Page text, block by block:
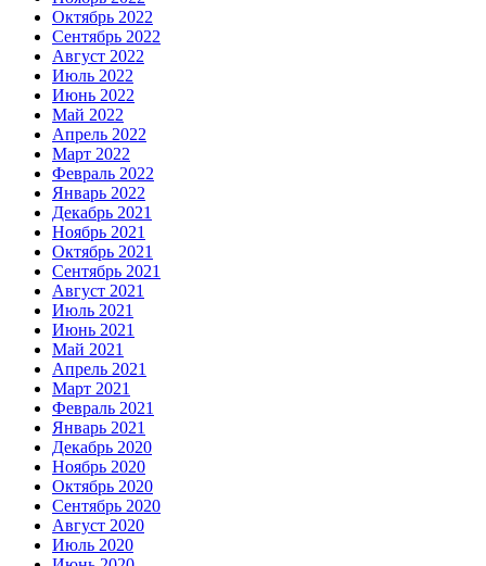
Октябрь 2022
Сентябрь 2022
Август 2022
Июль 2022
Июнь 2022
Май 2022
Апрель 2022
Март 2022
Февраль 2022
Январь 2022
Декабрь 2021
Ноябрь 2021
Октябрь 2021
Сентябрь 2021
Август 2021
Июль 2021
Июнь 2021
Май 2021
Апрель 2021
Март 2021
Февраль 2021
Январь 2021
Декабрь 2020
Ноябрь 2020
Октябрь 2020
Сентябрь 2020
Август 2020
Июль 2020